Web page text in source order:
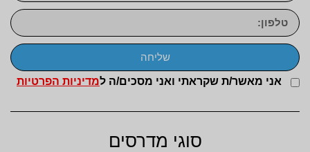
אני מאשר/ת שקראתי ואני מסכים/ה למדיניות הפרטיות
שליחה
סוגי מדרסים